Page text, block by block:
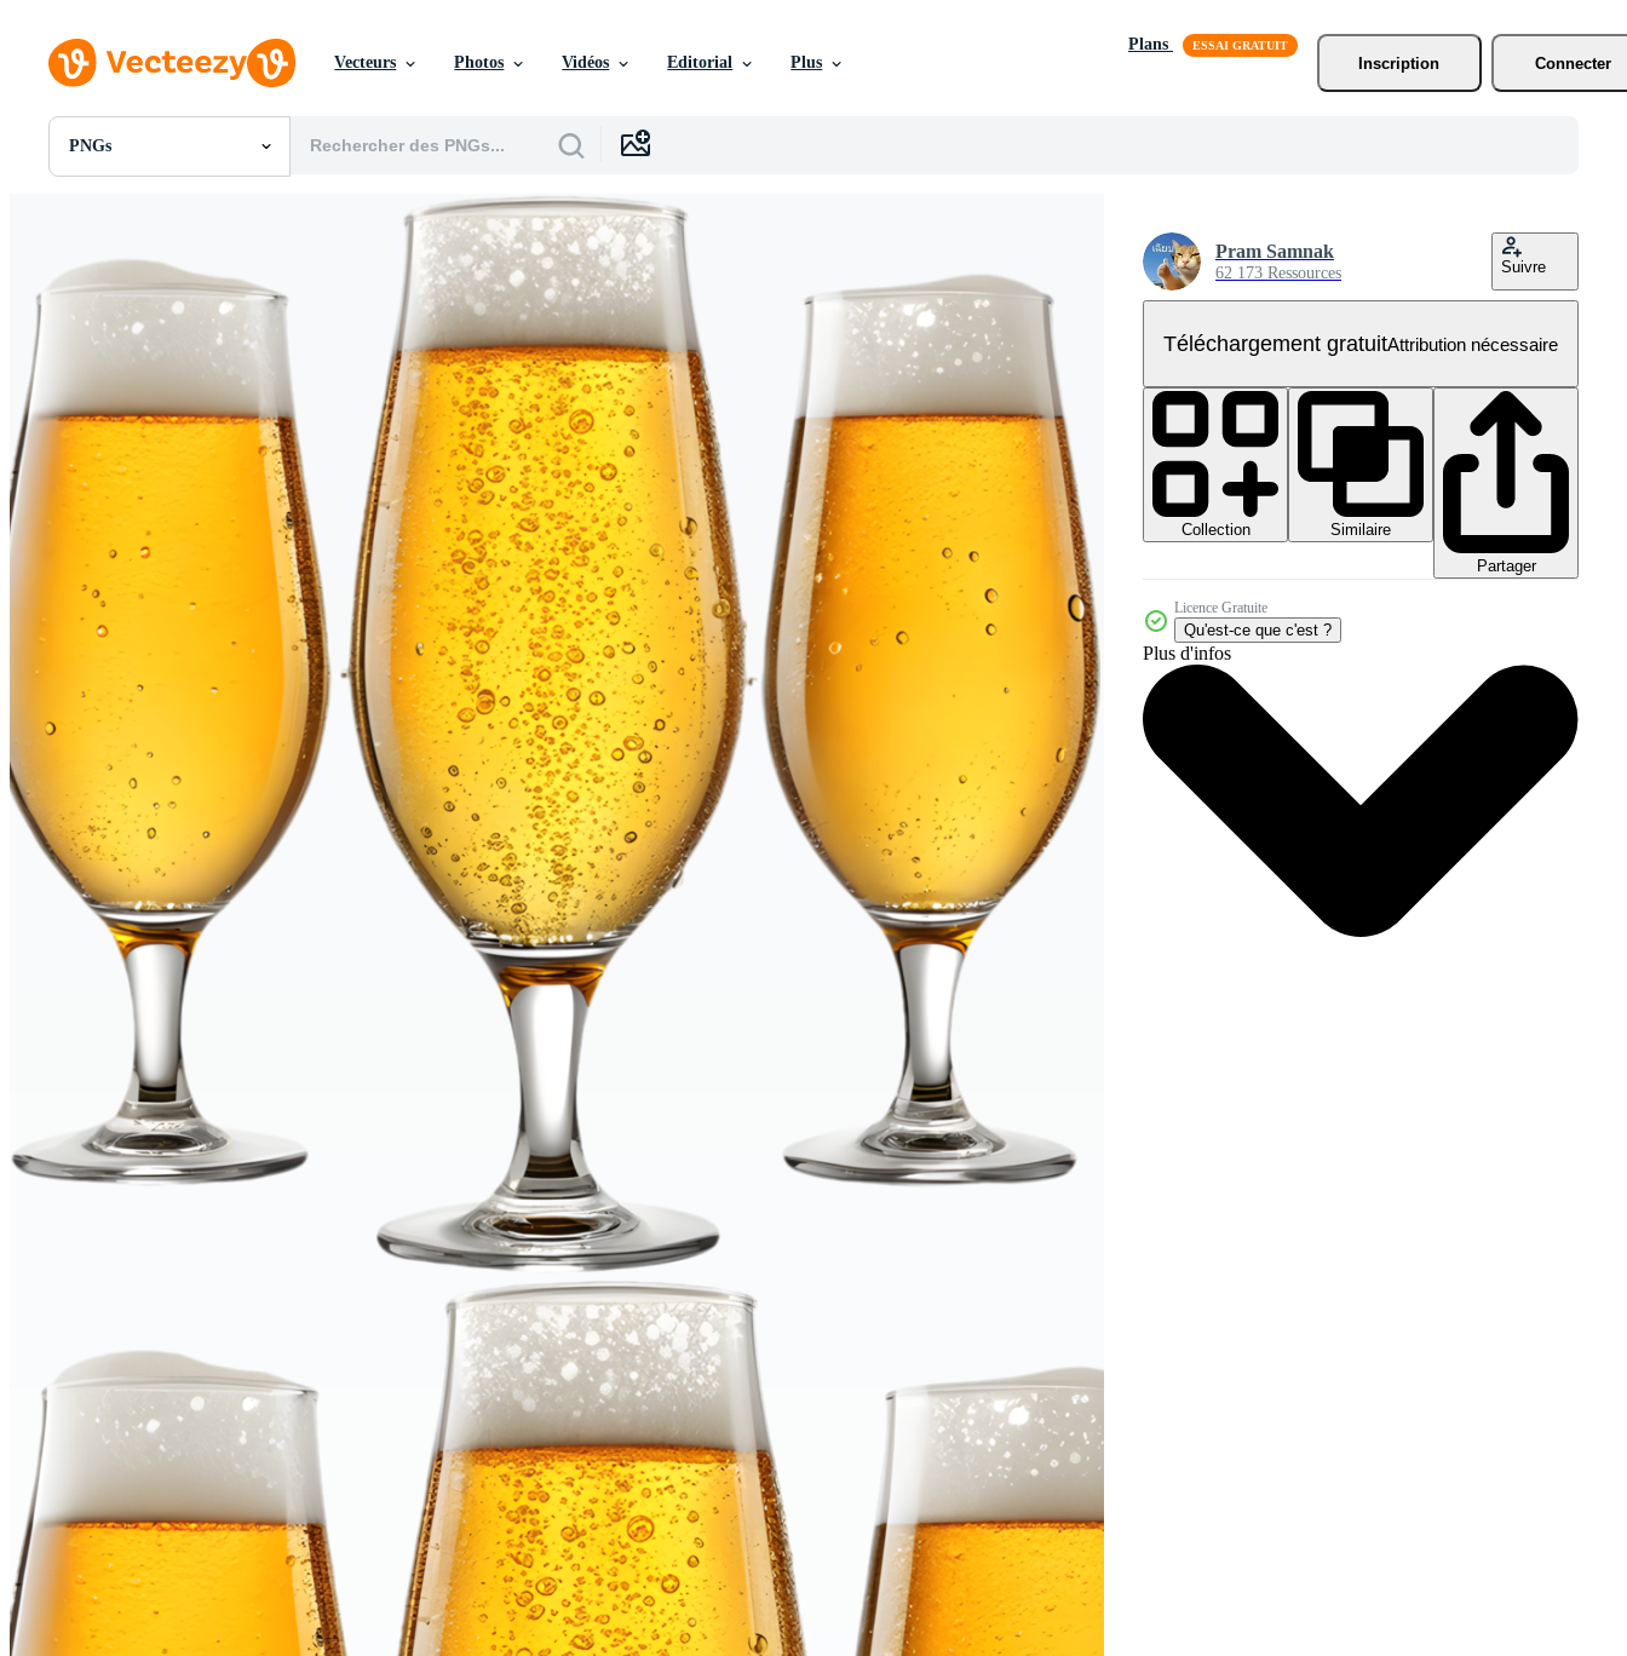
Vecteurs Photos Vidéos Editorial Plus
Plans
Inscription
Connecter
PNGs
Toutes Images
Vecteurs
Vidéos
Images Éditoriales
Événements Éditoriaux
Pram Samnak
62 173 Ressources Suivre
Téléchargement gratuitAttribution nécessaire
Collection
Similaire
Partager
Licence Gratuite
Qu'est-ce que c'est ?
Plus d'infos